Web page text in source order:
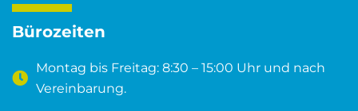
o
o
k
g
a
Bürozeiten
Montag bis Freitag: 8:30 – 15:00 Uhr und nach
Vereinbarung.